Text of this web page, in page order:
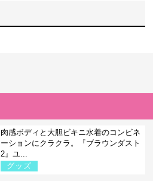
肉感ボディと大胆ビキニ水着のコンビネ
ーションにクラクラ。『ブラウンダスト
2』ユ...
グッズ